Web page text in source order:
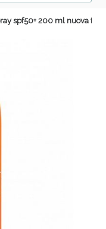
spf50+ 200 ml nuova